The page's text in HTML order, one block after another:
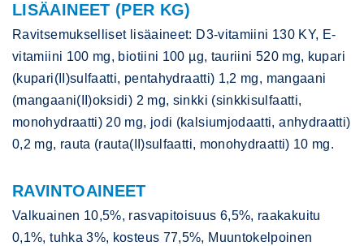
LISÄAINEET (PER KG)
Ravitsemukselliset lisäaineet: D3-vitamiini 130 KY, E-
vitamiini 100 mg, biotiini 100 µg, tauriini 520 mg, kupari
(kupari(II)sulfaatti, pentahydraatti) 1,2 mg, mangaani
(mangaani(II)oksidi) 2 mg, sinkki (sinkkisulfaatti,
monohydraatti) 20 mg, jodi (kalsiumjodaatti, anhydraatti)
0,2 mg, rauta (rauta(II)sulfaatti, monohydraatti) 10 mg.
RAVINTOAINEET
Valkuainen 10,5%, rasvapitoisuus 6,5%, raakakuitu
0,1%, tuhka 3%, kosteus 77,5%, Muuntokelpoinen